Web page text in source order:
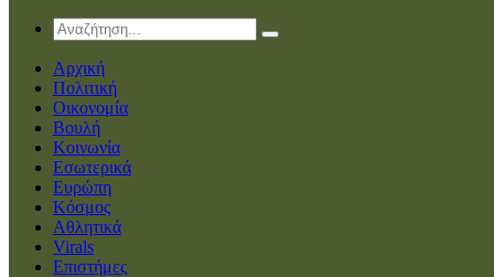
Αρχική
Πολιτική
Οικονομία
Βουλή
Κοινωνία
Εσωτερικά
Ευρώπη
Κόσμος
Αθλητικά
Virals
Επιστήμες